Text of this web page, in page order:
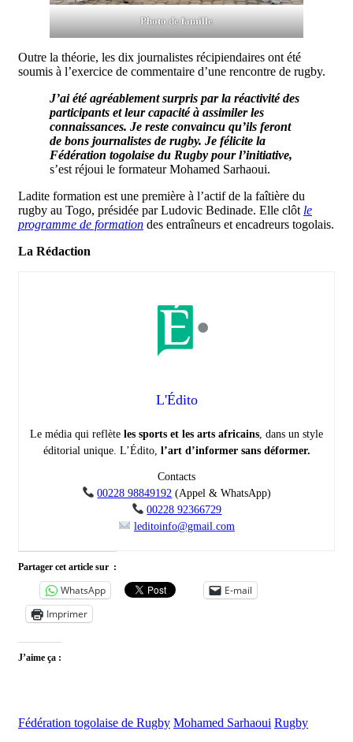
Photo de famille
Outre la théorie, les dix journalistes récipiendaires ont été
soumis à l’exercice de commentaire d’une rencontre de rugby.
J’ai été agréablement surpris par la réactivité des
participants et leur capacité à assimiler les
connaissances. Je reste convaincu qu’ils feront
de bons journalistes de rugby. Je félicite la
Fédération togolaise du Rugby pour l’initiative,
s’est réjoui le formateur Mohamed Sarhaoui.
Ladite formation est une première à l’actif de la faîtière du
rugby au Togo, présidée par Ludovic Bedinade. Elle clôt le
programme de formation des entraîneurs et encadreurs togolais.
La Rédaction
L'Édito
Le média qui reflète les sports et les arts africains , dans un style
éditorial unique. L’Édito, l’art d’informer sans déformer.
Contacts
00228 98849192 (Appel & WhatsApp)
00228 92366729
leditoinfo@gmail.com
Partager cet article sur :
WhatsApp
E-mail
Imprimer
J’aime ça :
Fédération togolaise de Rugby Mohamed Sarhaoui Rugby